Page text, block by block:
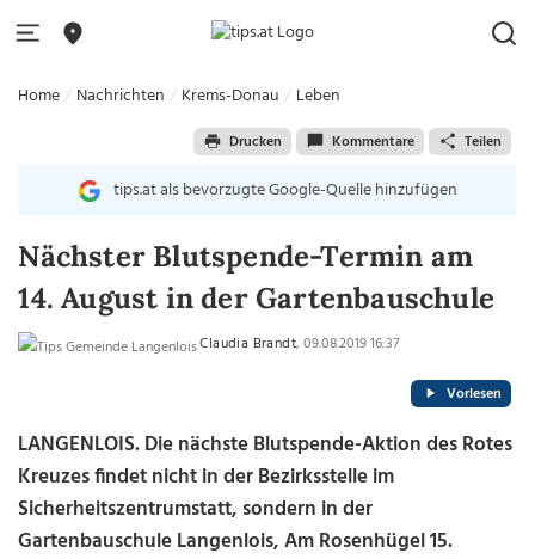
Home Nachrichten Krems-Donau Leben
Drucken Kommentare Teilen
tips.at als bevorzugte Google-Quelle hinzufügen
Nächster Blutspende-Termin am
14. August in der Gartenbauschule
Claudia Brandt, 09.08.2019 16:37
Vorlesen
LANGENLOIS. Die nächste Blutspende-Aktion des Rotes
Kreuzes findet nicht in der Bezirksstelle im
Sicherheitszentrumstatt, sondern in der
Gartenbauschule Langenlois, Am Rosenhügel 15.